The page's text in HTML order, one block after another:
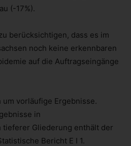
(-17%).
berücksichtigen, dass es im
noch keine erkennbaren
auf die Auftragseingänge
vorläufige Ergebnisse.
in
Gliederung enthält der
Bericht E I 1.